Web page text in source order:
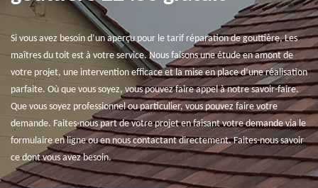
Si vous avez besoin d’un aperçu pour le tarif réparation de gouttière, Les
maîtres du toit est à votre service. Nous faisons une étude en amont de
votre projet, une intervention efficace et la mise en place d’une réalisation
parfaite. Où que vous soyez, vous pouvez faire appel à notre savoir-faire.
Que vous soyez professionnel ou particulier, vous pouvez faire votre
demande. Faites-nous part de votre projet en faisant votre demande via le
formulaire en ligne ou en nous contactant directement. Faites-nous savoir
ce dont vous avez besoin.